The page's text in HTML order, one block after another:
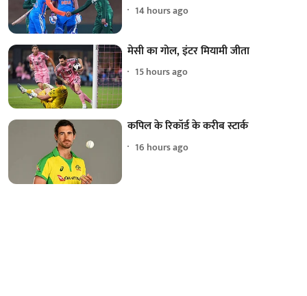
14 hours ago
मेसी का गोल, इंटर मियामी जीता
15 hours ago
कपिल के रिकॉर्ड के करीब स्टार्क
16 hours ago